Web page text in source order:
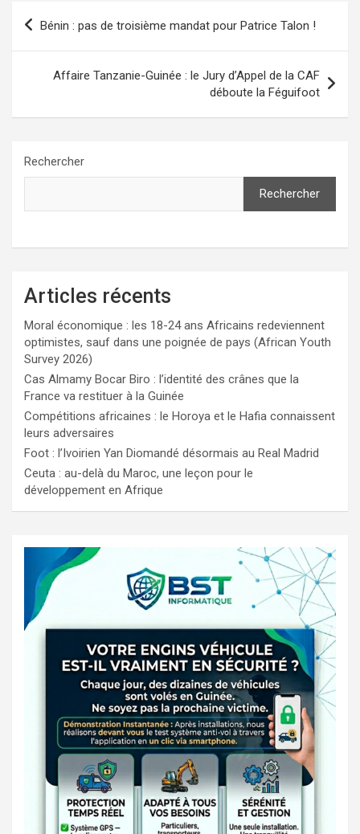
Navigation
de
Bénin : pas de troisième mandat pour Patrice Talon !
Affaire Tanzanie-Guinée : le Jury d’Appel de la CAF
déboute la Féguifoot
Rechercher
Rechercher
Articles récents
Moral économique : les 18-24 ans Africains redeviennent
optimistes, sauf dans une poignée de pays (African Youth
Survey 2026)
Cas Almamy Bocar Biro : l’identité des crânes que la
France va restituer à la Guinée
Compétitions africaines : le Horoya et le Hafia connaissent
leurs adversaires
Foot : l’Ivoirien Yan Diomandé désormais au Real Madrid
Ceuta : au-delà du Maroc, une leçon pour le
développement en Afrique